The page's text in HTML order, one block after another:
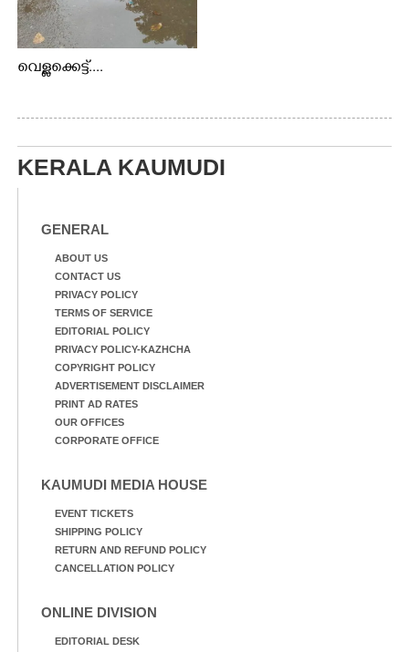
വെള്ളക്കെട്ട്....
KERALA KAUMUDI
GENERAL
ABOUT US
CONTACT US
PRIVACY POLICY
TERMS OF SERVICE
EDITORIAL POLICY
PRIVACY POLICY-KAZHCHA
COPYRIGHT POLICY
ADVERTISEMENT DISCLAIMER
PRINT AD RATES
OUR OFFICES
CORPORATE OFFICE
KAUMUDI MEDIA HOUSE
EVENT TICKETS
SHIPPING POLICY
RETURN AND REFUND POLICY
CANCELLATION POLICY
ONLINE DIVISION
EDITORIAL DESK